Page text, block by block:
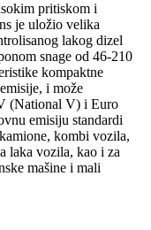
pritiskom i
je uložio velika
lakog dizel
snage od 46-210
kompaktne
i može
(National V) i Euro
emisiju standardi
kombi vozila,
laka vozila, kao i za
mašine i mali